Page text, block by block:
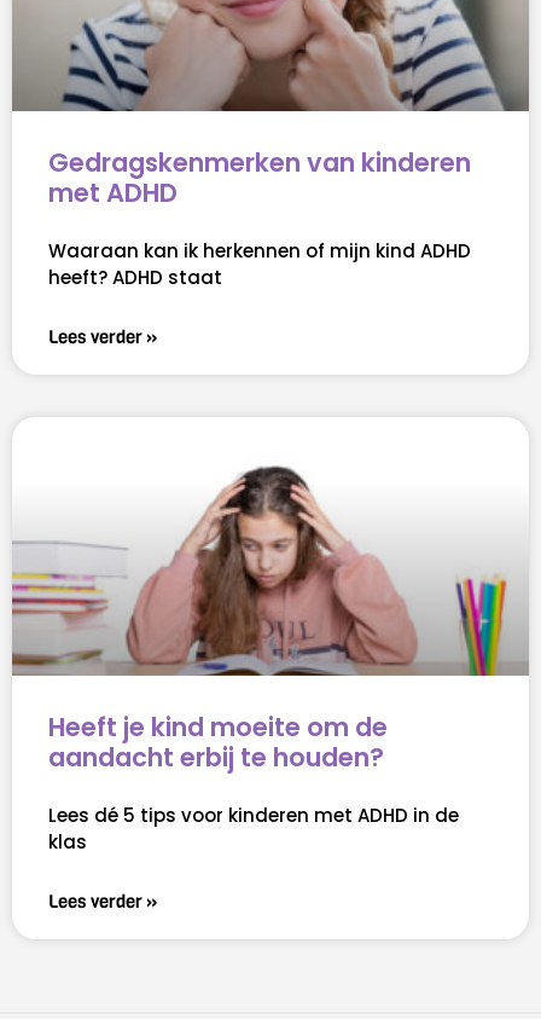
Gedragskenmerken van kinderen
met ADHD
Waaraan kan ik herkennen of mijn kind ADHD
heeft? ADHD staat
Lees verder »
Heeft je kind moeite om de
aandacht erbij te houden?
Lees dé 5 tips voor kinderen met ADHD in de
klas
Lees verder »